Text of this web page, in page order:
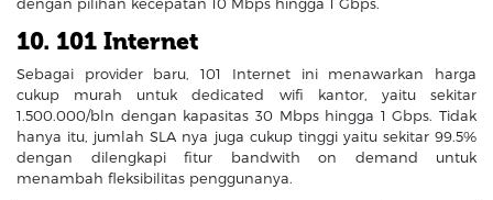
dengan pilihan kecepatan 10 Mbps hingga 1 Gbps.
10. 101 Internet
Sebagai provider baru, 101 Internet ini menawarkan harga
cukup murah untuk dedicated wifi kantor, yaitu sekitar
1.500.000/bln dengan kapasitas 30 Mbps hingga 1 Gbps. Tidak
hanya itu, jumlah SLA nya juga cukup tinggi yaitu sekitar 99.5%
dengan dilengkapi fitur bandwith on demand untuk
menambah fleksibilitas penggunanya.